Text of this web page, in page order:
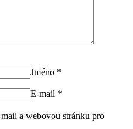
Jméno *
E-mail *
a webovou stránku pro